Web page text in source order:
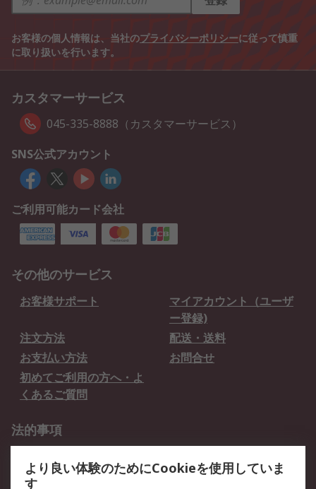
お客様の個人情報は、当社のプライバシーポリシーに従って慎重
に取り扱いを行います。
カスタマーサービス
045-335-8888（カスタマーサービス）
SNS公式アカウント
ご利用可能カード会社
その他のサービス
お客様サポート
マイアカウント（ユーザ
ー登録)
注文方法
配送・送料
お支払い方法
お問合せ
初めてご利用の方へ・よ
くあるご質問
法的事項
クッキーポリシー
より良い体験のためにCookieを使用していま
す